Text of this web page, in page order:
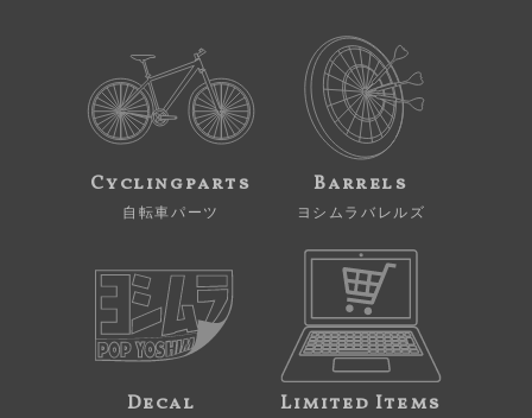
Cyclingparts
自転車パーツ
Barrels
ヨシムラバレルズ
Decal Limited Items